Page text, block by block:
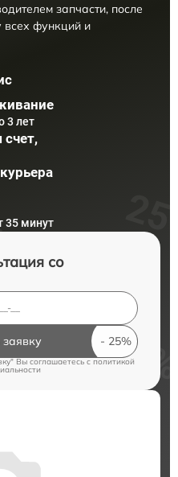
запчасти, после
всех функций и
3 лет
счет,
35 минут
со
заявку
Вы соглашаетесь cполитикой